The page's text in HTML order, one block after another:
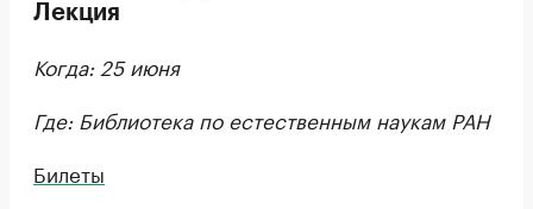
Лекция
Когда: 25 июня
Где: Библиотека по естественным наукам РАН
Билеты